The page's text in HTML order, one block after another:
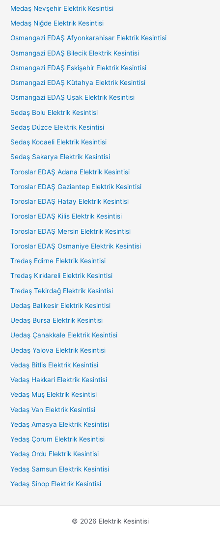
Medaş Nevşehir Elektrik Kesintisi
Medaş Niğde Elektrik Kesintisi
Osmangazi EDAŞ Afyonkarahisar Elektrik Kesintisi
Osmangazi EDAŞ Bilecik Elektrik Kesintisi
Osmangazi EDAŞ Eskişehir Elektrik Kesintisi
Osmangazi EDAŞ Kütahya Elektrik Kesintisi
Osmangazi EDAŞ Uşak Elektrik Kesintisi
Sedaş Bolu Elektrik Kesintisi
Sedaş Düzce Elektrik Kesintisi
Sedaş Kocaeli Elektrik Kesintisi
Sedaş Sakarya Elektrik Kesintisi
Toroslar EDAŞ Adana Elektrik Kesintisi
Toroslar EDAŞ Gaziantep Elektrik Kesintisi
Toroslar EDAŞ Hatay Elektrik Kesintisi
Toroslar EDAŞ Kilis Elektrik Kesintisi
Toroslar EDAŞ Mersin Elektrik Kesintisi
Toroslar EDAŞ Osmaniye Elektrik Kesintisi
Tredaş Edirne Elektrik Kesintisi
Tredaş Kırklareli Elektrik Kesintisi
Tredaş Tekirdağ Elektrik Kesintisi
Uedaş Balıkesir Elektrik Kesintisi
Uedaş Bursa Elektrik Kesintisi
Uedaş Çanakkale Elektrik Kesintisi
Uedaş Yalova Elektrik Kesintisi
Vedaş Bitlis Elektrik Kesintisi
Vedaş Hakkari Elektrik Kesintisi
Vedaş Muş Elektrik Kesintisi
Vedaş Van Elektrik Kesintisi
Yedaş Amasya Elektrik Kesintisi
Yedaş Çorum Elektrik Kesintisi
Yedaş Ordu Elektrik Kesintisi
Yedaş Samsun Elektrik Kesintisi
Yedaş Sinop Elektrik Kesintisi
© 2026 Elektrik Kesintisi